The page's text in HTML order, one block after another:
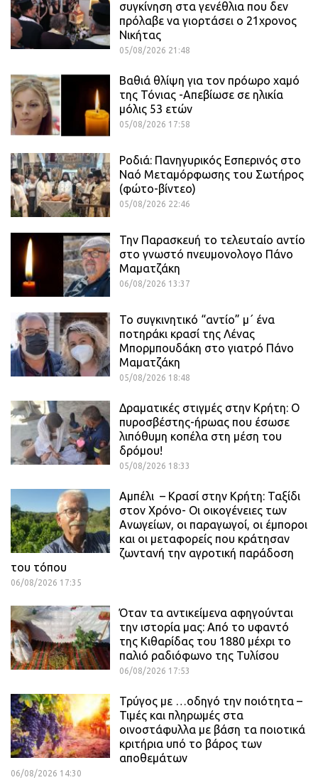
συγκίνηση στα γενέθλια που δεν
πρόλαβε να γιορτάσει ο 21χρονος
Νικήτας
05/08/2026 21:48
Βαθιά θλίψη για τον πρόωρο χαμό
της Τόνιας -Απεβίωσε σε ηλικία
μόλις 53 ετών
05/08/2026 17:58
Ροδιά: Πανηγυρικός Εσπερινός στο
Ναό Μεταμόρφωσης του Σωτήρος
(φώτο-βίντεο)
05/08/2026 22:46
Την Παρασκευή το τελευταίο αντίο
στο γνωστό πνευμονολογο Πάνο
Μαματζάκη
06/08/2026 13:37
Το συγκινητικό “αντίο” μ΄ ένα
ποτηράκι κρασί της Λένας
Μπορμπουδάκη στο γιατρό Πάνο
Μαματζάκη
05/08/2026 18:48
Δραματικές στιγμές στην Κρήτη: Ο
πυροσβέστης-ήρωας που έσωσε
λιπόθυμη κοπέλα στη μέση του
δρόμου!
05/08/2026 18:33
Αμπέλι – Κρασί στην Κρήτη: Ταξίδι
στον Χρόνο- Οι οικογένειες των
Ανωγείων, οι παραγωγοί, οι έμποροι
και οι μεταφορείς που κράτησαν
ζωντανή την αγροτική παράδοση
του τόπου
06/08/2026 17:35
Όταν τα αντικείμενα αφηγούνται
την ιστορία μας: Από το υφαντό
της Κιθαρίδας του 1880 μέχρι το
παλιό ραδιόφωνο της Τυλίσου
06/08/2026 17:53
Τρύγος με …οδηγό την ποιότητα –
Τιμές και πληρωμές στα
οινοστάφυλλα με βάση τα ποιοτικά
κριτήρια υπό το βάρος των
αποθεμάτων
06/08/2026 14:30